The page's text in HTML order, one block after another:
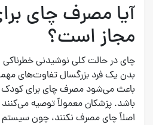
آیا مصرف چای
مجاز است؟
چای در حالت کلی نوشیدنی
بدن یک فرد بزرگسال تفاوت‌های
باعث می‌شود مصرف چای برای کودک
باشد. پزشکان معمولاً توصیه
اصلاً چای مصرف نکنند، چون